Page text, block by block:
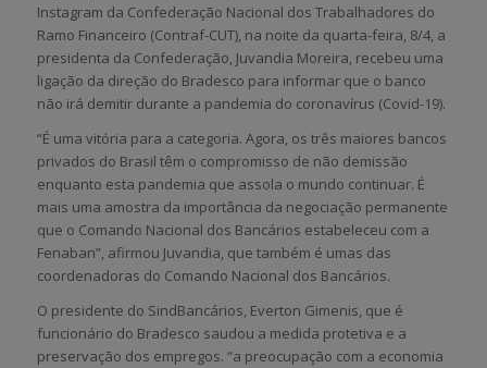
Instagram da Confederação Nacional dos Trabalhadores do
Ramo Financeiro (Contraf-CUT), na noite da quarta-feira, 8/4, a
presidenta da Confederação, Juvandia Moreira, recebeu uma
ligação da direção do Bradesco para informar que o banco
não irá demitir durante a pandemia do coronavírus (Covid-19).
“É uma vitória para a categoria. Agora, os três maiores bancos
privados do Brasil têm o compromisso de não demissão
enquanto esta pandemia que assola o mundo continuar. É
mais uma amostra da importância da negociação permanente
que o Comando Nacional dos Bancários estabeleceu com a
Fenaban”, afirmou Juvandia, que também é umas das
coordenadoras do Comando Nacional dos Bancários.
O presidente do SindBancários, Everton Gimenis, que é
funcionário do Bradesco saudou a medida protetiva e a
preservação dos empregos. “a preocupação com a economia